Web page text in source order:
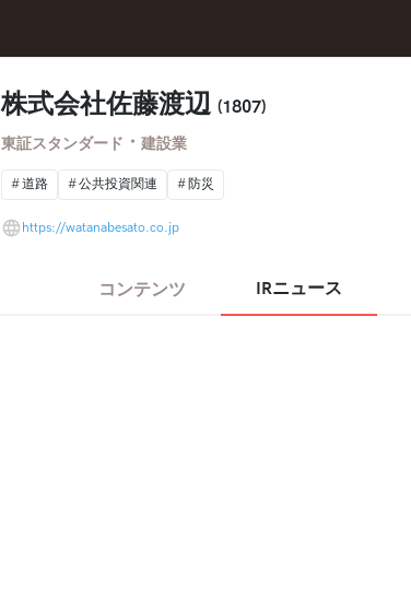
株式会社佐藤渡辺 (1807)
東証スタンダード ・ 建設業
道路 公共投資関連 防災
https://watanabesato.co.jp
コンテンツ IRニュース